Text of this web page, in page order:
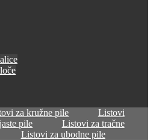
za kružne pile
Listovi
pile
Listovi za tračne
Listovi za ubodne pile